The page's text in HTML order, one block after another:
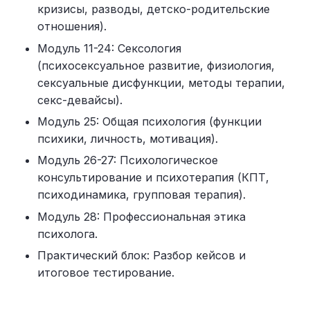
кризисы, разводы, детско-родительские
отношения).
Модуль 11-24: Сексология
(психосексуальное развитие, физиология,
сексуальные дисфункции, методы терапии,
секс-девайсы).
Модуль 25: Общая психология (функции
психики, личность, мотивация).
Модуль 26-27: Психологическое
консультирование и психотерапия (КПТ,
психодинамика, групповая терапия).
Модуль 28: Профессиональная этика
психолога.
Практический блок: Разбор кейсов и
итоговое тестирование.